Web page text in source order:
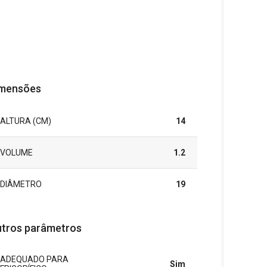
ALTURA (CM) 14
VOLUME 1.2
DIÂMETRO 19
parâmetros
ADEQUADO PARA
Sim